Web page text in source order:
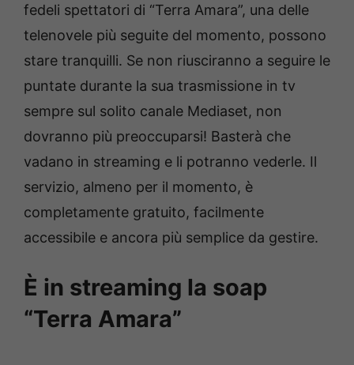
fedeli spettatori di “Terra Amara”, una delle
telenovele più seguite del momento, possono
stare tranquilli. Se non riusciranno a seguire le
puntate durante la sua trasmissione in tv
sempre sul solito canale Mediaset, non
dovranno più preoccuparsi! Basterà che
vadano in streaming e li potranno vederle. Il
servizio, almeno per il momento, è
completamente gratuito, facilmente
accessibile e ancora più semplice da gestire.
È in streaming la soap
“Terra Amara”